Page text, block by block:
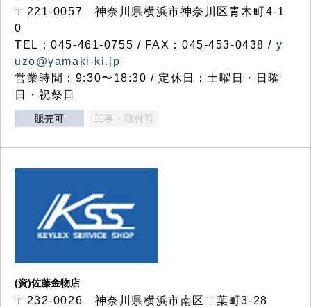
〒221-0057 神奈川県横浜市神奈川区青木町4-1
0
TEL：045-461-0755 / FAX：045-453-0438 / y
uzo@yamaki-ki.jp
営業時間：9:30〜18:30 / 定休日：土曜日・日曜
日・祝祭日
販売可 工事・取付可
(資)佐藤金物店
〒232-0026 神奈川県横浜市南区二葉町3-28